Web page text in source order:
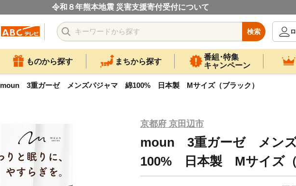
令和８年熊本地震 災害支援寄付受付について
検索
ものから探す まちから探す
番組･特集
キャンペーン
moun 3重ガーゼ メンズパジャマ 綿100% 日本製 Mサイズ（ブラック）
京都府 京田辺市
moun 3重ガーゼ メン
100% 日本製 Mサイズ（